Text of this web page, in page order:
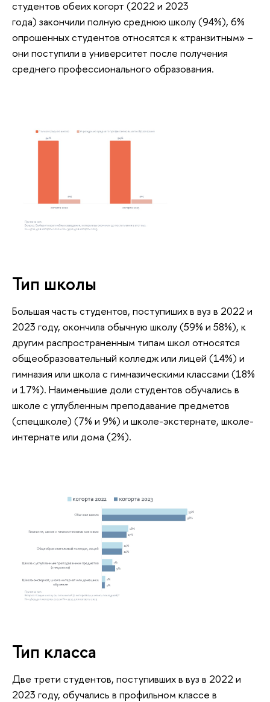
студентов обеих когорт (2022 и 2023
года) закончили полную среднюю школу (94%), 6%
опрошенных студентов относятся к «транзитным» –
они поступили в университет после получения
среднего профессионального образования.
Тип школы
Большая часть студентов, поступиших в вуз в 2022 и
2023 году, окончила обычную школу (59% и 58%), к
другим распространенным типам школ относятся
общеобразовательный колледж или лицей (14%) и
гимназия или школа с гимназическими классами (18%
и 17%). Наименьшие доли студентов обучались в
школе с углубленным преподавание предметов
(спецшколе) (7% и 9%) и школе-экстернате, школе-
интернате или дома (2%).
Тип класса
Две трети студентов, поступивших в вуз в 2022 и
2023 году, обучались в профильном классе в